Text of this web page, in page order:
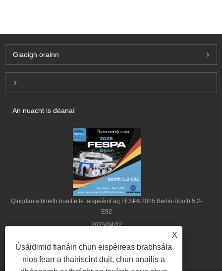
Glaoigh orainn
Inquiry For Pricelist
An nuacht is déanaí
Qingdao a bheith buailte le taispeáint ag FESPA 2025 Berlin-Booth 5.2-
E92
2025/04/22
X
Úsáidimid fianáin chun eispéireas brabhsála
níos fearr a thairiscint duit, chun anailís a